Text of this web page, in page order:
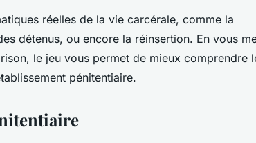
réelles de la vie carcérale, comme la
détenus, ou encore la réinsertion. En vous
le jeu vous permet de mieux comprendre
pénitentiaire.